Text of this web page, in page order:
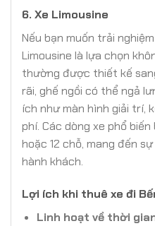
6. Xe Limousine
Nếu bạn muốn trải
Limousine là lựa chọn
thường được thiết kế
rãi, ghế ngồi có thể ngả
ích như màn hình giải trí,
phí. Các dòng xe phổ
hoặc 12 chỗ, mang đến
hành khách.
Lợi ích khi thuê xe đi
Linh hoạt về thời